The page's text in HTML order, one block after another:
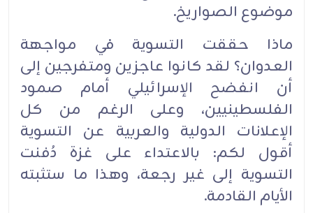
موضوع الصواريخ.
ماذا حققت التسوية في مواجهة
العدوان؟ لقد كانوا عاجزين ومتفرجين إلى
أن انفضح الإسرائيلي أمام صمود
الفلسطينيين، وعلى الرغم من كل
الإعلانات الدولية والعربية عن التسوية
أقول لكم: بالاعتداء على غزة دُفنت
التسوية إلى غير رجعة، وهذا ما ستثبته
الأيام القادمة.